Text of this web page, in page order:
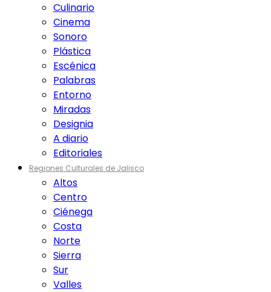
Culinario
Cinema
Sonoro
Plástica
Escénica
Palabras
Entorno
Miradas
Designia
A diario
Editoriales
Regiones Culturales de Jalisco
Altos
Centro
Ciénega
Costa
Norte
Sierra
Sur
Valles